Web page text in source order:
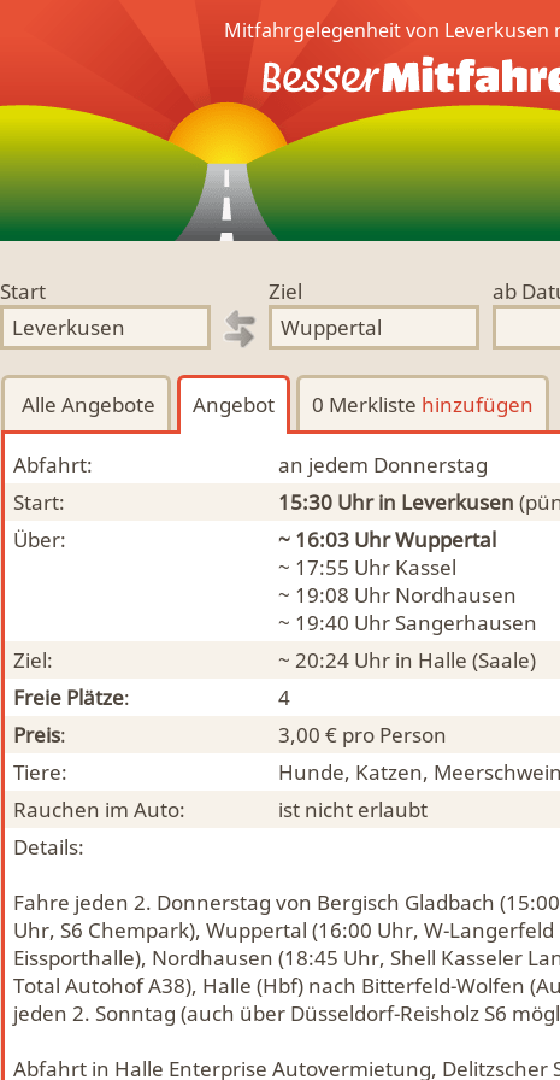
Start
Ziel
ab
Mitfahrgelegenheit von Leverkusen
Alle Angebote Angebot 0 Merkliste hinzufügen
Abfahrt:
an jedem Donnerstag
Start:
15:30 Uhrin Leverkusen
Über:
~ 16:03 UhrWuppertal
~ 17:55 Uhr Kassel
~ 19:08 Uhr Nordhausen
~ 19:40 UhrSangerhausen
Ziel:
~ 20:24 Uhr in Halle (Saale)
Freie Plätze:
4
Preis:
3,00 € pro Person
Tiere:
Hunde, Katzen,
Rauchen im Auto:
ist nicht erlaubt
Details:
Fahre jeden 2. Donnerstag von Bergisch Gladbach
Uhr, S6 Chempark), Wuppertal (16:00 Uhr, W-
Eissporthalle), Nordhausen (18:45 Uhr, Shell Kasseler
Total Autohof A38), Halle (Hbf) nach Bitterfeld-Wolfen
jeden 2. Sonntag (auch über Düsseldorf-Reisholz S6
Abfahrt in Halle Enterprise Autovermietung, Delitzscher